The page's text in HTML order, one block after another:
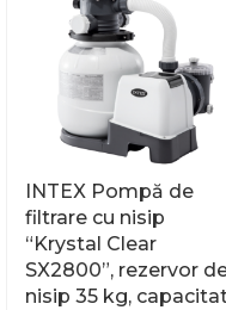
INTEX Pompă de
filtrare cu nisip
“Krystal Clear
SX2800”, rezervor
nisip 35 kg,